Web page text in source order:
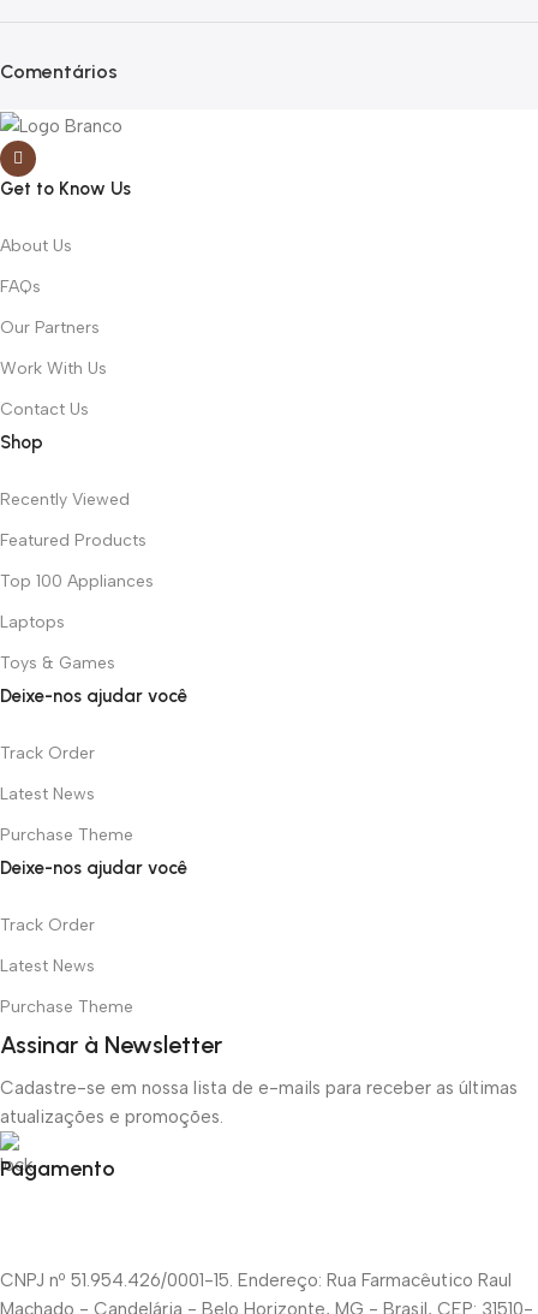
Comentários
Get to Know Us
About Us
FAQs
Our Partners
Work With Us
Contact Us
Shop
Recently Viewed
Featured Products
Top 100 Appliances
Laptops
Toys & Games
Deixe-nos ajudar você
Track Order
Latest News
Purchase Theme
Deixe-nos ajudar você
Track Order
Latest News
Purchase Theme
Assinar à Newsletter
Cadastre-se em nossa lista de e-mails para receber as últimas
atualizações e promoções.
Pagamento
CNPJ nº 51.954.426/0001-15. Endereço: Rua Farmacêutico Raul
Machado - Candelária - Belo Horizonte, MG - Brasil, CEP: 31510-